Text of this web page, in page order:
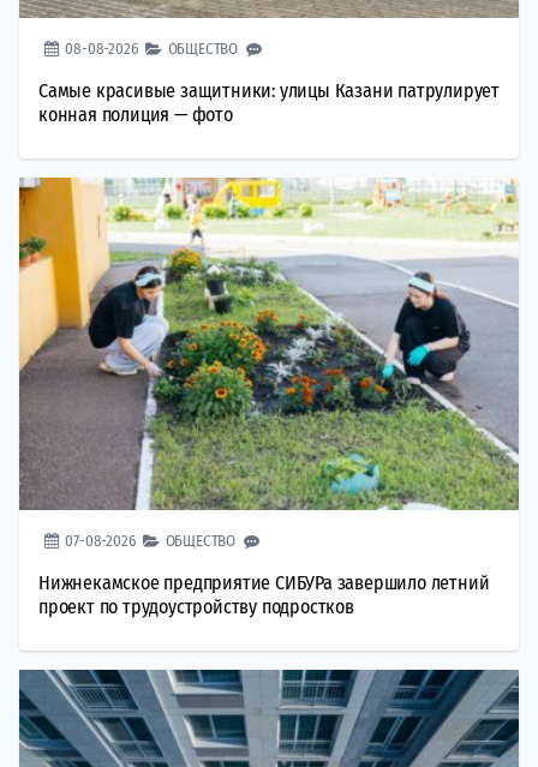
08-08-2026 ОБЩЕСТВО
Самые красивые защитники: улицы Казани патрулирует
конная полиция — фото
07-08-2026 ОБЩЕСТВО
Нижнекамское предприятие СИБУРа завершило летний
проект по трудоустройству подростков